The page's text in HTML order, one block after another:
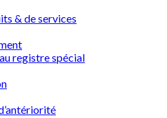
& de services
registre spécial